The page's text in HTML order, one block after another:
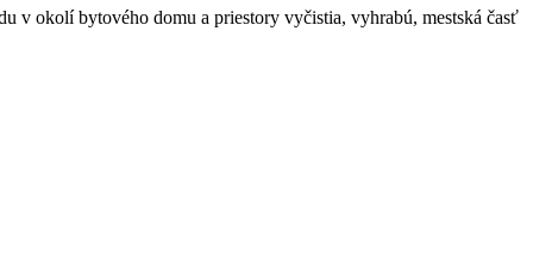
v okolí bytového domu a priestory vyčistia, vyhrabú, mestská časť